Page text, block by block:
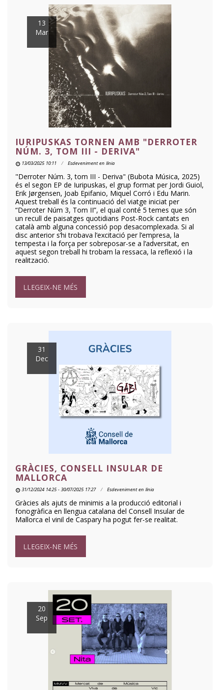
13
Mar
IURIPUSKAS TORNEN AMB "DERROTER
NÚM. 3, TOM III - DERIVA"
13/03/2025 10:11 Esdeveniment en línia
"Derroter Núm. 3, tom III - Deriva" (Bubota Música, 2025)
és el segon EP de Iuripuskas, el grup format per Jordi Guiol,
Erik Jørgensen, Joab Epifanio, Miquel Corró i Edu Marin.
Aquest treball és la continuació del viatge iniciat per
“Derroter Núm 3, Tom II”, el qual conté 5 temes que són
un recull de paisatges quotidians Post-Rock cantats en
català amb alguna concessió pop desacomplexada. Si al
disc anterior s’hi trobava l’excitació per l’empresa, la
tempesta i la força per sobreposar-se a l’adversitat, en
aquest segon treball hi trobam la ressaca, la reflexió i la
realització.
LLEGEIX-NE MÉS
31
Dec
GRÀCIES, CONSELL INSULAR DE
MALLORCA
31/12/2024 14:25 - 30/07/2025 17:27 Esdeveniment en línia
Gràcies als ajuts de minimis a la producció editorial i
fonogràfica en llengua catalana del Consell Insular de
Mallorca el vinil de Caspary ha pogut fer-se realitat.
LLEGEIX-NE MÉS
20
Sep